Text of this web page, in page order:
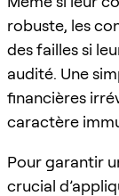
robuste, les
des failles si
audité. Une
financières
caractère
Pour garantir
crucial